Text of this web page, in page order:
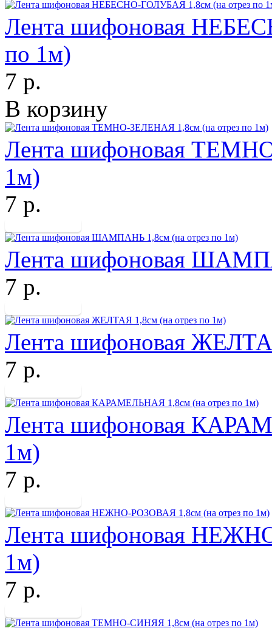
Лента шифоновая
по 1м)
7 р.
В корзину
Лента шифоновая
1м)
7 р.
Лента шифоновая
7 р.
Лента шифоновая
7 р.
Лента шифоновая
1м)
7 р.
Лента шифоновая
1м)
7 р.